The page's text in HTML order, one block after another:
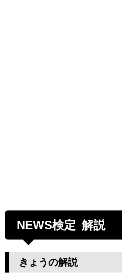
NEWS検定 解説
きょうの解説